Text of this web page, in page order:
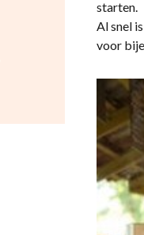
starten.
Al snel
voor